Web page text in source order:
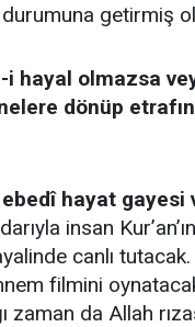
getirmiş
i hayal olmazsa
dönüp
hayat gayesi
insan
canlı
filmini
da Allah